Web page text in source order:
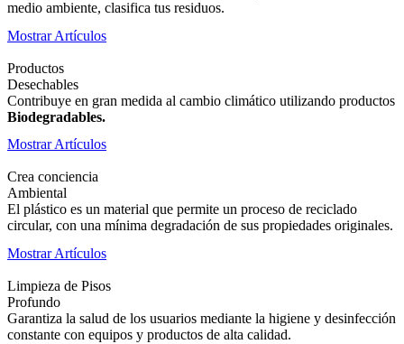
medio ambiente, clasifica tus residuos.
Mostrar Artículos
Productos
Desechables
Contribuye en gran medida al cambio climático utilizando productos
Biodegradables.
Mostrar Artículos
Crea conciencia
Ambiental
El plástico es un material que permite un proceso de reciclado
circular, con una mínima degradación de sus propiedades originales.
Mostrar Artículos
Limpieza de Pisos
Profundo
Garantiza la salud de los usuarios mediante la higiene y desinfección
constante con equipos y productos de alta calidad.